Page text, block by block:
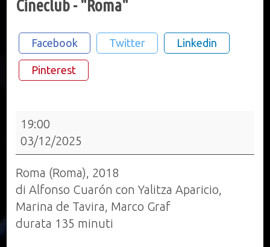
Cineclub - "Roma"
Facebook Twitter Linkedin
Pinterest
Cineclub
"Roma"
19:00
03/12/2025
Roma (Roma), 2018
di Alfonso Cuarón con Yalitza Aparicio,
Marina de Tavira, Marco Graf
durata 135 minuti